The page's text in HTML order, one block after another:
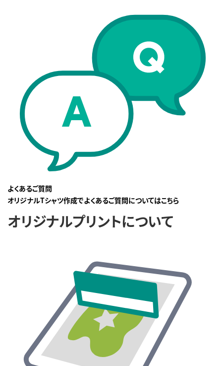
よくあるご質問
オリジナルTシャツ作成でよくあるご質問についてはこちら
オリジナルプリントについて